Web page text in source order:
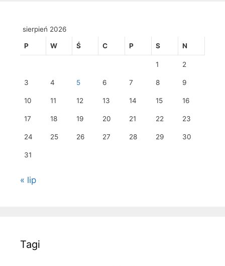
sierpień 2026
P W Ś C P S N
1 2
3 4 5 6 7 8 9
10 11 12 13 14 15 16
17 18 19 20 21 22 23
24 25 26 27 28 29 30
31
« lip
Tagi